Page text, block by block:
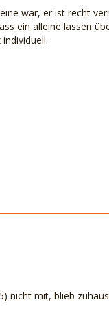
war, er ist recht
ein alleine lassen
nicht mit, blieb